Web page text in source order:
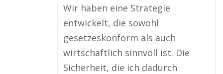
Wir haben eine Strategie
entwickelt, die sowohl
gesetzeskonform als auch
wirtschaftlich sinnvoll ist. Die
Sicherheit, die ich dadurch